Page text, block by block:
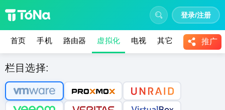
登录/注册
首页 手机 路由器 虚拟化 电视 其它 教程 推广
栏目选择: